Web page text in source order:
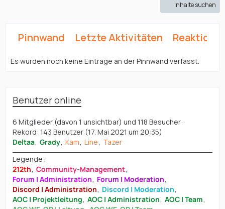
Inhalte suchen
Pinnwand Letzte Aktivitäten
Es wurden noch keine Einträge an der Pinnwand verfasst.
Benutzer online
6 Mitglieder (davon 1 unsichtbar) und 118 Besucher
Rekord: 143 Benutzer (17. Mai 2021 um 20:35)
Deltaa Grady Kam Line
Tazer
Legende
212th Community-Management
Forum | Administration
Forum | Moderation
Discord | Administration
Discord | Moderation
AOC | Projektleitung AOC | Administration AOC | Team